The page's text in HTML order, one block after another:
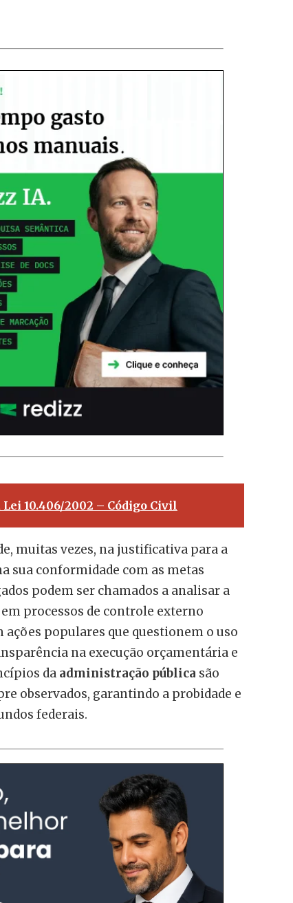
Lei 10.406/2002 – Código Civil
muitas vezes, na justificativa para a
sua conformidade com as metas
podem ser chamados a analisar a
processos de controle externo
ações populares que questionem o uso
na execução orçamentária e
da administração pública são
observados, garantindo a probidade e
federais.